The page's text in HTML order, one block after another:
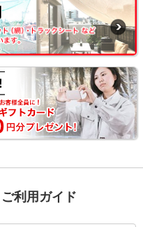
利用ガイド